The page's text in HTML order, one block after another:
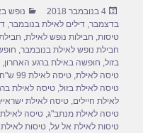
e
b
o
o
k
o
d
o
n
פורסם
בתאריך
4 בנובמבר 2018 נופש
בדצמבר,דילים לאילת בנובמבר,
טיסות, חבילות נופש לאילת,
חבילת נופש לאילת בנובמבר,
בזול, חופשה באילת ברגע האחרון,
טיסה לאילת,טיסה לאילת 99 ש"ח
טיסה לאילת בזול,טיסה לאילת
לאילת חיילים,טיסה לאילת
טיסה לאילת מנתב"ג,טיסה לאילת
טיסות לאילת אל על,טיסות